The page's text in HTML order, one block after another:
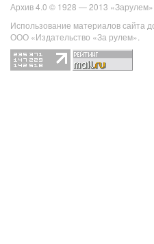
Архив 4.0 © 1928 — 2013
Использование материалов сайта
ООО «Издательство «За рулем».